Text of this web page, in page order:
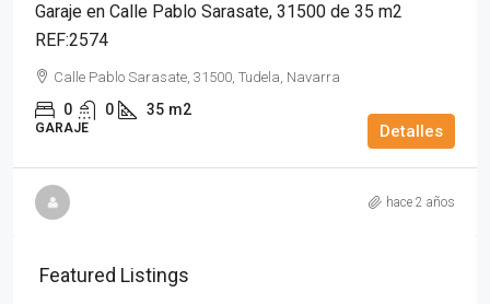
Garaje en Calle Pablo Sarasate, 31500 de 35 m2
REF:2574
Calle Pablo Sarasate, 31500, Tudela, Navarra
0 0 35 m2
GARAJE Detalles
hace 2 años
Featured Listings